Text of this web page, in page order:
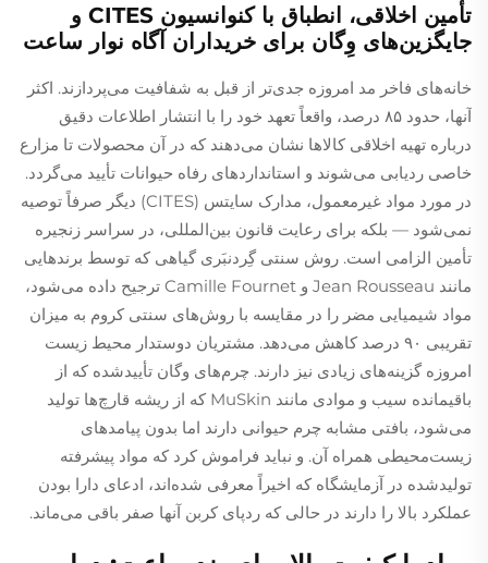
تأمین اخلاقی، انطباق با کنوانسیون CITES و
جایگزین‌های وِگان برای خریداران آگاه نوار ساعت
خانه‌های فاخر مد امروزه جدی‌تر از قبل به شفافیت می‌پردازند. اکثر
آنها، حدود ۸۵ درصد، واقعاً تعهد خود را با انتشار اطلاعات دقیق
درباره تهیه اخلاقی کالاها نشان می‌دهند که در آن محصولات تا مزارع
خاصی ردیابی می‌شوند و استانداردهای رفاه حیوانات تأیید می‌گردد.
در مورد مواد غیرمعمول، مدارک سایتس (CITES) دیگر صرفاً توصیه
نمی‌شود — بلکه برای رعایت قانون بین‌المللی، در سراسر زنجیره
تأمین الزامی است. روش سنتی گِردنبَری گیاهی که توسط برندهایی
مانند Jean Rousseau و Camille Fournet ترجیح داده می‌شود،
مواد شیمیایی مضر را در مقایسه با روش‌های سنتی کروم به میزان
تقریبی ۹۰ درصد کاهش می‌دهد. مشتریان دوستدار محیط زیست
امروزه گزینه‌های زیادی نیز دارند. چرم‌های وگان تأییدشده که از
باقیمانده سیب و موادی مانند MuSkin که از ریشه قارچ‌ها تولید
می‌شود، بافتی مشابه چرم حیوانی دارند اما بدون پیامدهای
زیست‌محیطی همراه آن. و نباید فراموش کرد که مواد پیشرفته
تولیدشده در آزمایشگاه که اخیراً معرفی شده‌اند، ادعای دارا بودن
عملکرد بالا را دارند در حالی که ردپای کربن آنها صفر باقی می‌ماند.